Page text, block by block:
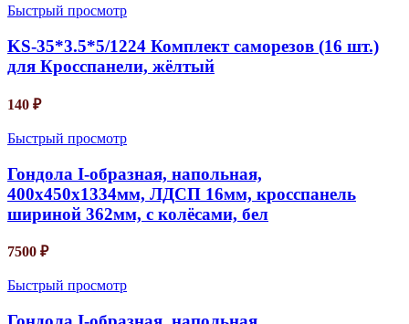
Быстрый просмотр
KS-35*3.5*5/1224 Комплект саморезов (16 шт.)
для Кросспанели, жёлтый
140 ₽
Быстрый просмотр
Гондола I-образная, напольная,
400х450х1334мм, ЛДСП 16мм, кросспанель
шириной 362мм, с колёсами, бел
7500 ₽
Быстрый просмотр